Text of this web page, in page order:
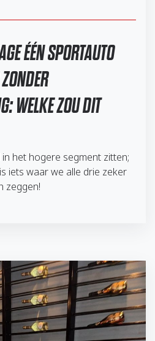
ÉÉN SPORTAUTO
WELKE ZOU DIT
het hogere segment zitten;
iets waar we alle drie zeker
zeggen!